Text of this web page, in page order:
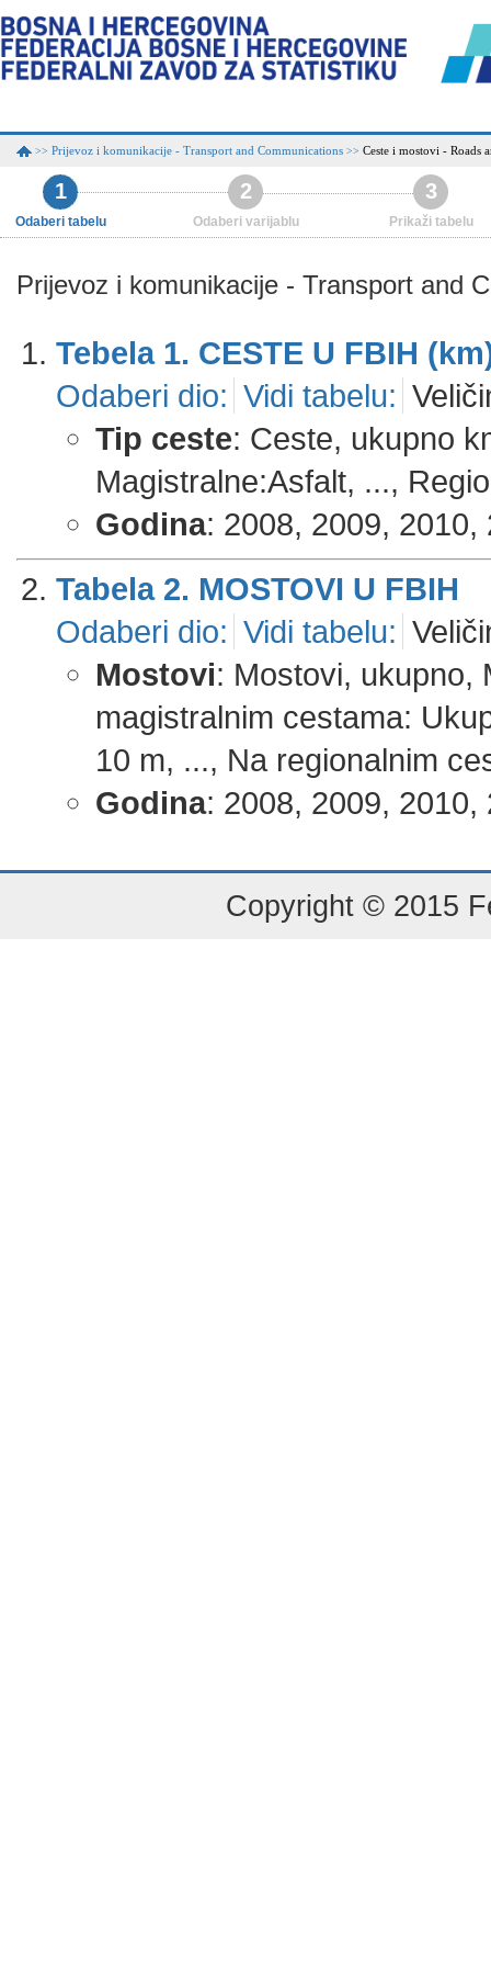
>> Prijevoz i komunikacije - Transport and Communications >> Ceste i mostovi - Roads
1
Odaberi tabelu
2
Odaberi varijablu
3
Prikaži tabelu
Prijevoz i komunikacije - Transport and
Tebela 1. CESTE U FBIH
Odaberi dio: Vidi tabelu:
Tip ceste: Ceste, ukupno
Magistralne:Asfalt, ...,
Godina: 2008, 2009, 2010,
Tabela 2. MOSTOVI U FBIH
Odaberi dio: Vidi tabelu:
Mostovi: Mostovi, ukupno,
magistralnim cestama:
10 m, ..., Na regionalnim
Godina: 2008, 2009, 2010,
Copyright © 2015